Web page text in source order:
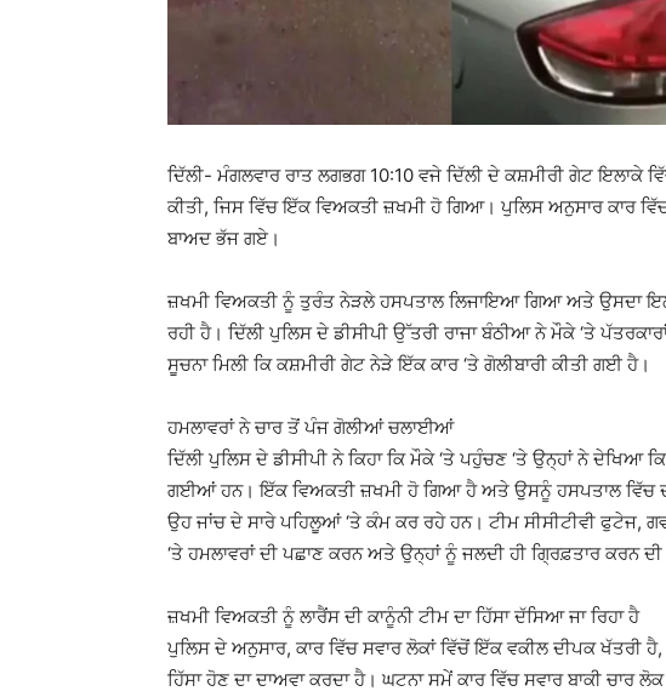
ਦਿੱਲੀ- ਮੰਗਲਵਾਰ ਰਾਤ ਲਗਭਗ 10:10 ਵਜੇ ਦਿੱਲੀ ਦੇ ਕਸ਼ਮੀਰੀ ਗੇਟ ਇਲਾਕੇ
ਕੀਤੀ, ਜਿਸ ਵਿੱਚ ਇੱਕ ਵਿਅਕਤੀ ਜ਼ਖਮੀ ਹੋ ਗਿਆ। ਪੁਲਿਸ ਅਨੁਸਾਰ ਕਾਰ
ਬਾਅਦ ਭੱਜ ਗਏ।
ਜ਼ਖਮੀ ਵਿਅਕਤੀ ਨੂੰ ਤੁਰੰਤ ਨੇੜਲੇ ਹਸਪਤਾਲ ਲਿਜਾਇਆ ਗਿਆ ਅਤੇ ਉਸਦਾ
ਰਹੀ ਹੈ। ਦਿੱਲੀ ਪੁਲਿਸ ਦੇ ਡੀਸੀਪੀ ਉੱਤਰੀ ਰਾਜਾ ਬੰਠੀਆ ਨੇ ਮੌਕੇ ‘ਤੇ
ਸੂਚਨਾ ਮਿਲੀ ਕਿ ਕਸ਼ਮੀਰੀ ਗੇਟ ਨੇੜੇ ਇੱਕ ਕਾਰ ‘ਤੇ ਗੋਲੀਬਾਰੀ ਕੀਤੀ ਗਈ ਹੈ।
ਹਮਲਾਵਰਾਂ ਨੇ ਚਾਰ ਤੋਂ ਪੰਜ ਗੋਲੀਆਂ ਚਲਾਈਆਂ
ਦਿੱਲੀ ਪੁਲਿਸ ਦੇ ਡੀਸੀਪੀ ਨੇ ਕਿਹਾ ਕਿ ਮੌਕੇ ‘ਤੇ ਪਹੁੰਚਣ ‘ਤੇ ਉਨ੍ਹਾਂ ਨੇ
ਗਈਆਂ ਹਨ। ਇੱਕ ਵਿਅਕਤੀ ਜ਼ਖਮੀ ਹੋ ਗਿਆ ਹੈ ਅਤੇ ਉਸਨੂੰ ਹਸਪਤਾਲ ਵਿੱਚ
ਉਹ ਜਾਂਚ ਦੇ ਸਾਰੇ ਪਹਿਲੂਆਂ ‘ਤੇ ਕੰਮ ਕਰ ਰਹੇ ਹਨ। ਟੀਮ ਸੀਸੀਟੀਵੀ ਫੁਟੇਜ,
‘ਤੇ ਹਮਲਾਵਰਾਂ ਦੀ ਪਛਾਣ ਕਰਨ ਅਤੇ ਉਨ੍ਹਾਂ ਨੂੰ ਜਲਦੀ ਹੀ ਗ੍ਰਿਫ਼ਤਾਰ ਕਰਨ
ਜ਼ਖਮੀ ਵਿਅਕਤੀ ਨੂੰ ਲਾਰੈਂਸ ਦੀ ਕਾਨੂੰਨੀ ਟੀਮ ਦਾ ਹਿੱਸਾ ਦੱਸਿਆ ਜਾ ਰਿਹਾ ਹੈ
ਪੁਲਿਸ ਦੇ ਅਨੁਸਾਰ, ਕਾਰ ਵਿੱਚ ਸਵਾਰ ਲੋਕਾਂ ਵਿੱਚੋਂ ਇੱਕ ਵਕੀਲ ਦੀਪਕ ਖੱਤਰੀ
ਹਿੱਸਾ ਹੋਣ ਦਾ ਦਾਅਵਾ ਕਰਦਾ ਹੈ। ਘਟਨਾ ਸਮੇਂ ਕਾਰ ਵਿੱਚ ਸਵਾਰ ਬਾਕੀ ਚਾਰ